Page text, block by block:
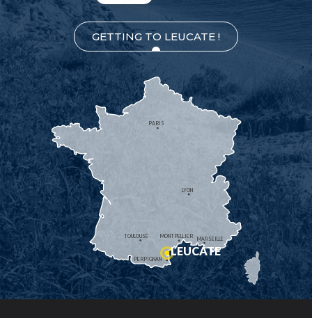
GETTING TO LEUCATE !
MONTPELLIER
PERPIGNAN
MARSEILLE
TOULOUSE
LYON
PARIS
LEUCATE